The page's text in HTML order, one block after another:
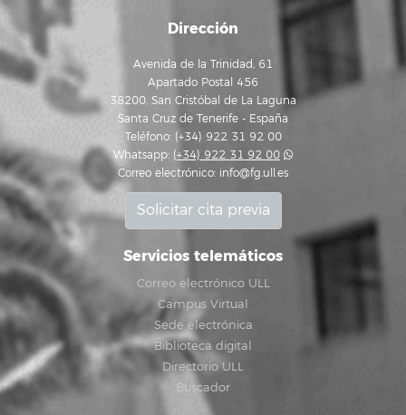
Dirección
Avenida de la Trinidad, 61
Apartado Postal 456
38200, San Cristóbal de La Laguna
Santa Cruz de Tenerife - España
Teléfono: (+34) 922 31 92 00
Whatsapp: (+34) 922 31 92 00
Correo electrónico: info@fg.ull.es
Solicitar cita previa
Servicios telemáticos
Correo electrónico ULL
Campus Virtual
Sede electrónica
Biblioteca digital
Directorio ULL
Buscador